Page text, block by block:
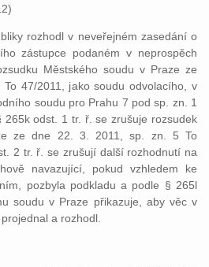
rozhodl v neveřejném zasedání o
zástupce podaném v neprospěch
Městského soudu v Praze ze
47/2011, jako soudu odvolacího, v
soudu pro Prahu 7 pod sp. zn. 1
odst. 1 tr. ř. se zrušuje rozsudek
ze dne 22. 3. 2011, sp. zn. 5 To
2 tr. ř. se zrušují další rozhodnutí na
navazující, pokud vzhledem ke
pozbyla podkladu a podle § 265l
soudu v Praze přikazuje, aby věc v
a rozhodl.